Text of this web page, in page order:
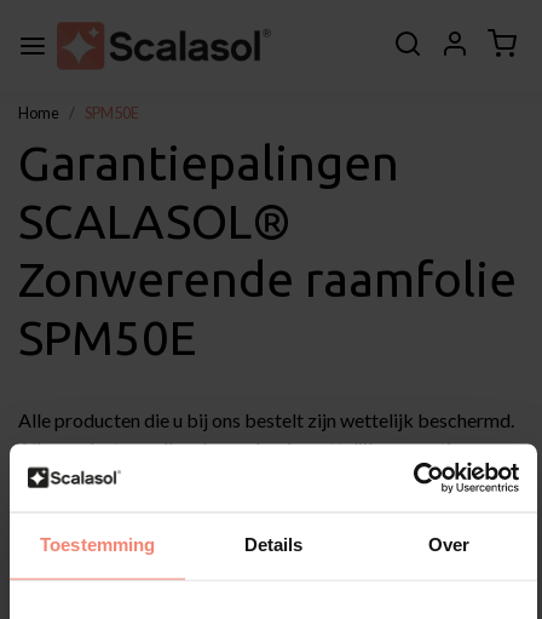
Toestemming Details Over
Home SPM50E
Garantiepalingen
SCALASOL®
Zonwerende raamfolie
SPM50E
Alle producten die u bij ons bestelt zijn wettelijk beschermd.
Alle producten vallen dus onder de wettelijke garantie.
De wettelijke garantie houdt in dat een product is of moet
verwachten.